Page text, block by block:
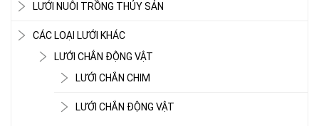
LƯỚI NUÔI TRỒNG THỦY SẢN
CÁC LOẠI LƯỚI KHÁC
LƯỚI CHẮN ĐỘNG VẬT
LƯỚI CHẮN CHIM
LƯỚI CHẮN ĐỘNG VẬT